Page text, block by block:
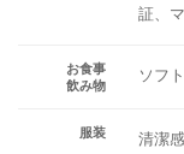
証、
お食事
飲み物
ソフ
服装 清潔